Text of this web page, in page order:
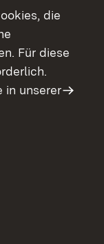
die
Für diese
in unserer